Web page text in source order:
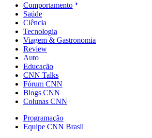
Comportamento
Saúde
Ciência
Tecnologia
Viagem & Gastronomia
Review
Auto
Educação
CNN Talks
Fórum CNN
Blogs CNN
Colunas CNN
Programação
Equipe CNN Brasil